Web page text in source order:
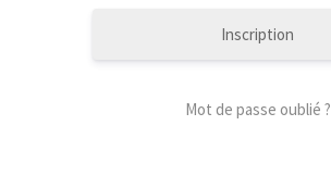
Inscription
Mot de passe oublié ?